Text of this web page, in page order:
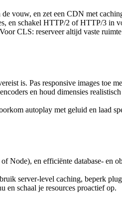
vouw, en zet een CDN met
en schakel HTTP/2 of HTTP/3 in
CLS: reserveer altijd vaste
is. Pas responsive images toe
en houd dimensies
autoplay met geluid en laad
Node), en efficiënte database- en
server-level caching, beperk
en schaal je resources proactief op.